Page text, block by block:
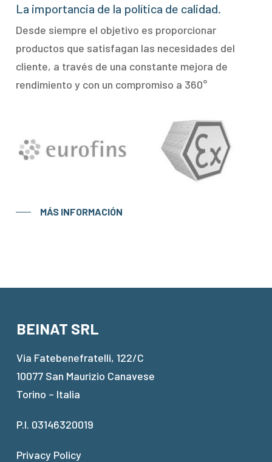
La importancia de la política de calidad.
Desde siempre el objetivo es proporcionar
productos que satisfagan las necesidades del
cliente, a través de una constante mejora de
rendimiento y con un compromiso a 360°
MÁS INFORMACIÓN
BEINAT SRL
Via Fatebenefratelli, 122/C
10077 San Maurizio Canavese
Torino – Italia
P.I. 03146320019
Privacy Policy